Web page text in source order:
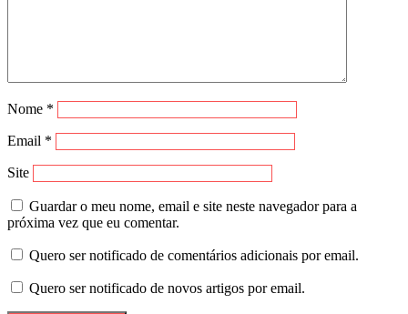
Nome *
Email *
Site
Guardar o meu nome, email e site neste navegador para a
próxima vez que eu comentar.
Quero ser notificado de comentários adicionais por email.
Quero ser notificado de novos artigos por email.